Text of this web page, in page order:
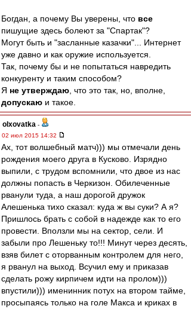
Богдан, а почему Вы уверены, что все
пишущие здесь болеют за "Спартак"?
Могут быть и "засланные казачки"... Интернет
уже давно и как оружие используется.
Так, почему бы и не попытаться навредить
конкуренту и таким способом?
Я не утверждаю , что это так, но, вполне,
допускаю и такое.
olxovatka -
02 июл 2015 14:32
Ах, тот волшебный матч))) мы отмечали день
рождения моего друга в Кусково. Изрядно
выпили, с трудом вспомнили, что двое из нас
должны попасть в Черкизон. Обилеченные
рванули туда, а наш дорогой дружок
Алешенька тихо сказал: куда ж вы суки? А я?
Пришлось брать с собой в надежде как то его
провести. Вползли мы на сектор, сели. И
забыли про Лешеньку то!!! Минут через десять,
взяв билет с оторванным контролем для него,
я рванул на выход. Всучил ему и приказав
сделать рожу кирпичем идти на пролом)))
впустили))) именинник потух на втором тайме,
просыпаясь только на голе Макса и криках в